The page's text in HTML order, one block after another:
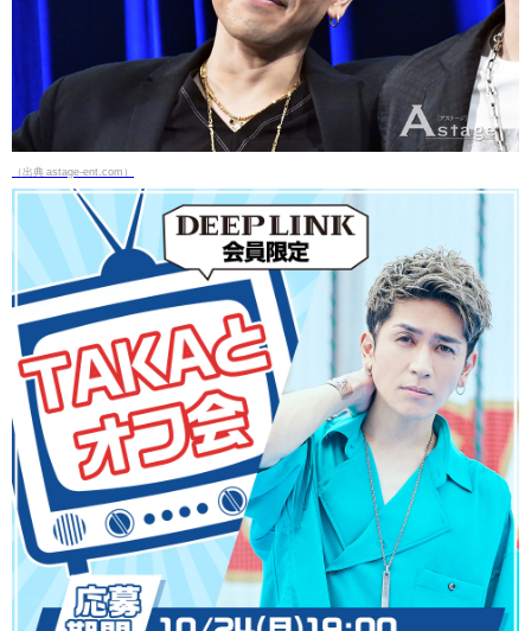
（出典 astage-ent.com）